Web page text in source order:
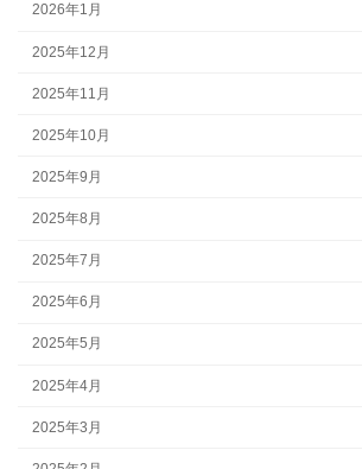
2026年1月
2025年12月
2025年11月
2025年10月
2025年9月
2025年8月
2025年7月
2025年6月
2025年5月
2025年4月
2025年3月